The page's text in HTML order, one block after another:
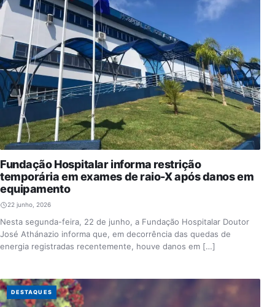
Fundação Hospitalar informa restrição
temporária em exames de raio-X após danos em
equipamento
22 junho, 2026
Nesta segunda-feira, 22 de junho, a Fundação Hospitalar Doutor
José Athánazio informa que, em decorrência das quedas de
energia registradas recentemente, houve danos em […]
DESTAQUES